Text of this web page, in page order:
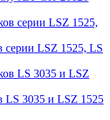
серии LSZ 1525, LS
LS 3035 и LSZ 1525